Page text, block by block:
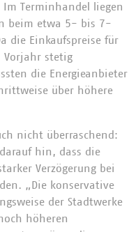
Terminhandel liegen
beim etwa 5- bis 7-
die Einkaufspreise für
Vorjahr stetig
die Energieanbieter
über höhere
nicht überraschend:
hin, dass die
Verzögerung bei
„Die konservative
der Stadtwerke
höheren